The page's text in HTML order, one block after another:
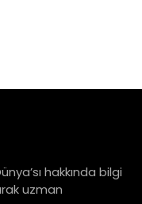
hakkında bilgi
uzman